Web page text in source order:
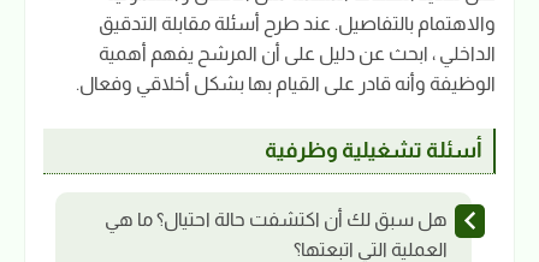
والاهتمام بالتفاصيل. عند طرح أسئلة مقابلة التدقيق
الداخلي ، ابحث عن دليل على أن المرشح يفهم أهمية
الوظيفة وأنه قادر على القيام بها بشكل أخلاقي وفعال.
أسئلة تشغيلية وظرفية
هل سبق لك أن اكتشفت حالة احتيال؟ ما هي
العملية التي اتبعتها؟